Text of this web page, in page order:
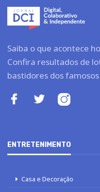
Saiba o que acontece
Confira resultados de
bastidores dos
ENTRETENIMENTO
Casa e Decoração